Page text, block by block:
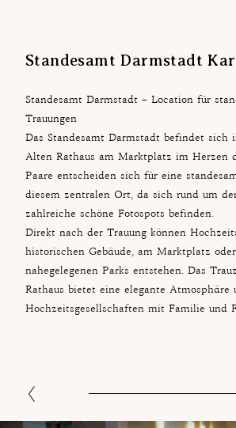
Standesamt Darmstadt
Standesamt Darmstadt – Location für
Trauungen
Das Standesamt Darmstadt befindet sich
Alten Rathaus am Marktplatz im Herzen
Paare entscheiden sich für eine
diesem zentralen Ort, da sich rund um
zahlreiche schöne Fotospots befinden.
Direkt nach der Trauung können
historischen Gebäude, am Marktplatz
nahegelegenen Parks entstehen. Das
Rathaus bietet eine elegante Atmosphäre
Hochzeitsgesellschaften mit Familie und